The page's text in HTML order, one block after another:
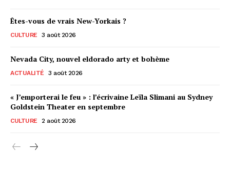
Êtes-vous de vrais New-Yorkais ?
CULTURE 3 août 2026
Nevada City, nouvel eldorado arty et bohème
ACTUALITÉ 3 août 2026
« J’emporterai le feu » : l’écrivaine Leïla Slimani au Sydney
Goldstein Theater en septembre
CULTURE 2 août 2026